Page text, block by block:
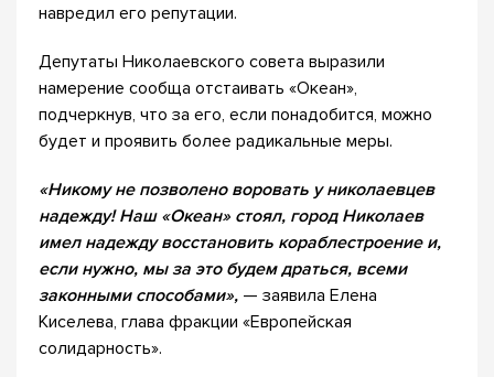
навредил его репутации.
Депутаты Николаевского совета выразили
намерение сообща отстаивать «Океан»,
подчеркнув, что за его, если понадобится, можно
будет и проявить более радикальные меры.
«Никому не позволено воровать у николаевцев
надежду! Наш «Океан» стоял, город Николаев
имел надежду восстановить кораблестроение и,
если нужно, мы за это будем драться, всеми
законными способами», — заявила Елена
Киселева, глава фракции «Европейская
солидарность».